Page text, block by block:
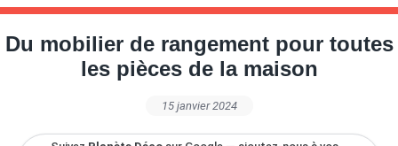
Du mobilier de rangement pour toutes
les pièces de la maison
15 janvier 2024